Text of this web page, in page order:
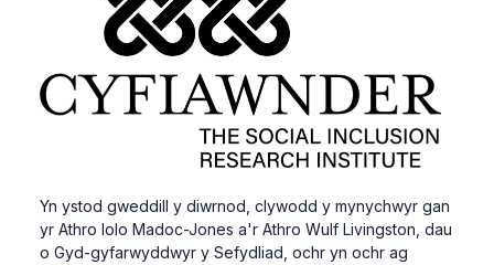
Yn ystod gweddill y diwrnod, clywodd y mynychwyr gan
yr Athro Iolo Madoc-Jones a'r Athro Wulf Livingston, dau
o Gyd-gyfarwyddwyr y Sefydliad, ochr yn ochr ag